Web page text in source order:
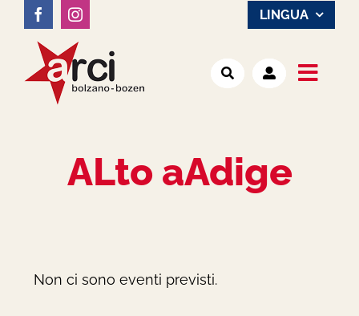
contenuto
LINGUA
Attività
Notizie
ALto aAdige
Non ci sono eventi previsti.